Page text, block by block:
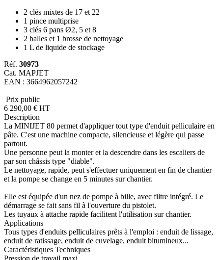
2 clés mixtes de 17 et 22
1 pince multiprise
3 clés 6 pans Ø2, 5 et 8
2 balles et 1 brosse de nettoyage
1 L de liquide de stockage
Réf. 30973
Cat. MAPJET
EAN : 3664962057242
Prix public
6 290,00 € HT
Description
La MINIJET 80 permet d'appliquer tout type d'enduit pelliculaire en
pâte. C'est une machine compacte, silencieuse et légère qui passe
partout.
Une personne peut la monter et la descendre dans les escaliers de
par son châssis type "diable".
Le nettoyage, rapide, peut s'effectuer uniquement en fin de chantier
et la pompe se change en 5 minutes sur chantier.
Elle est équipée d'un nez de pompe à bille, avec filtre intégré. Le
démarrage se fait sans fil à l'ouverture du pistolet.
Les tuyaux à attache rapide facilitent l'utilisation sur chantier.
Applications
Tous types d'enduits pelliculaires prêts à l'emploi : enduit de lissage,
enduit de ratissage, enduit de cuvelage, enduit bitumineux...
Caractéristiques Techniques
Pression de travail maxi